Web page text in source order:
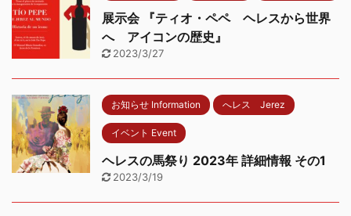
展示会 『ティオ・ペペ ヘレスから世界
へ アイコンの歴史』
2023/3/27
お知らせ Information へレス Jerez
イベント Event
ヘレスの馬祭り 2023年 詳細情報 その1
2023/3/19